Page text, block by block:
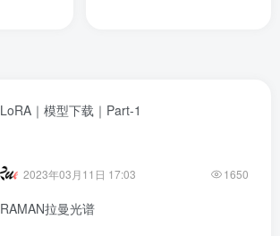
LoRA｜模型下载｜Part-1
2023年03月11日 17:03 1650
RAMAN拉曼光谱